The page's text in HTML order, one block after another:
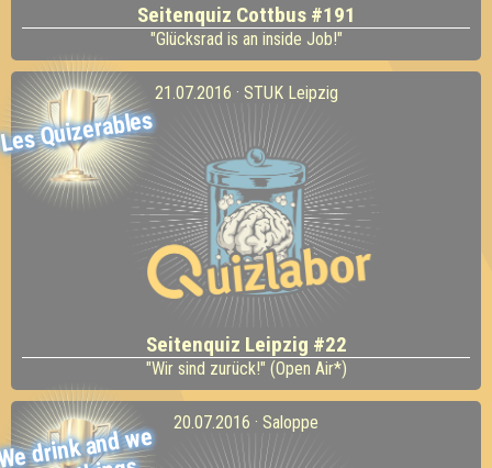
Seitenquiz Cottbus #191
"Glücksrad is an inside Job!"
Quizerables
21.07.2016 · STUK Leipzig
Seitenquiz Leipzig #22
"Wir sind zurück!" (Open Air*)
drink and 20.07.2016 · Saloppe